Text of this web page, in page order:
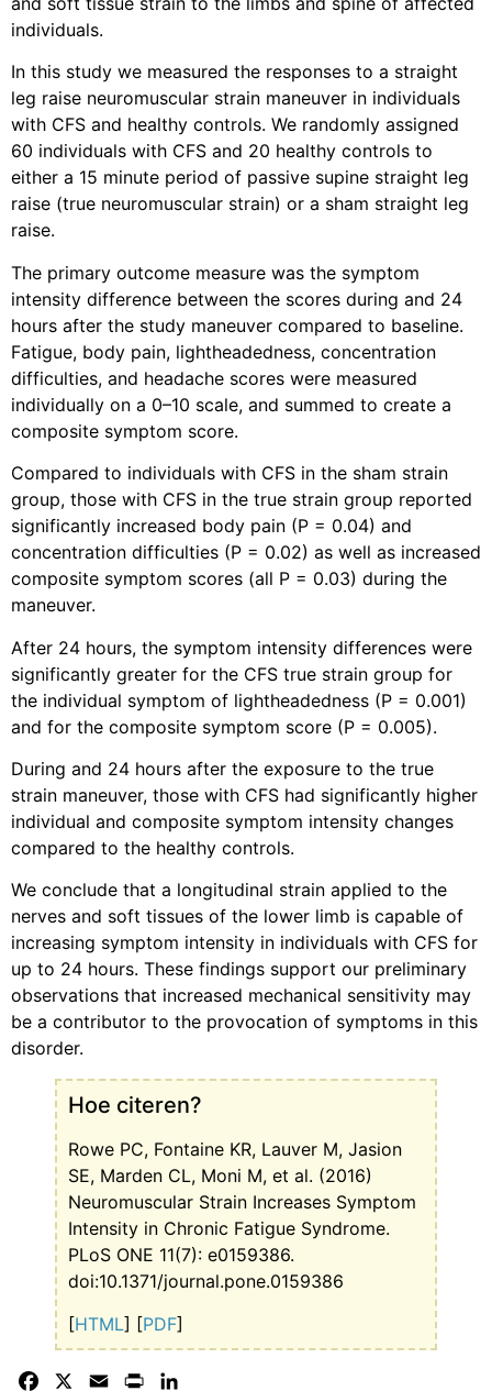
individuals.
In this study we measured the responses to a straight
leg raise neuromuscular strain maneuver in individuals
with CFS and healthy controls. We randomly assigned
60 individuals with CFS and 20 healthy controls to
either a 15 minute period of passive supine straight leg
raise (true neuromuscular strain) or a sham straight leg
raise.
The primary outcome measure was the symptom
intensity difference between the scores during and 24
hours after the study maneuver compared to baseline.
Fatigue, body pain, lightheadedness, concentration
difficulties, and headache scores were measured
individually on a 0–10 scale, and summed to create a
composite symptom score.
Compared to individuals with CFS in the sham strain
group, those with CFS in the true strain group reported
significantly increased body pain (P = 0.04) and
concentration difficulties (P = 0.02) as well as increased
composite symptom scores (all P = 0.03) during the
maneuver.
After 24 hours, the symptom intensity differences were
significantly greater for the CFS true strain group for
the individual symptom of lightheadedness (P = 0.001)
and for the composite symptom score (P = 0.005).
During and 24 hours after the exposure to the true
strain maneuver, those with CFS had significantly higher
individual and composite symptom intensity changes
compared to the healthy controls.
We conclude that a longitudinal strain applied to the
nerves and soft tissues of the lower limb is capable of
increasing symptom intensity in individuals with CFS for
up to 24 hours. These findings support our preliminary
observations that increased mechanical sensitivity may
be a contributor to the provocation of symptoms in this
disorder.
Hoe citeren?
Rowe PC, Fontaine KR, Lauver M, Jasion
SE, Marden CL, Moni M, et al. (2016)
Neuromuscular Strain Increases Symptom
Intensity in Chronic Fatigue Syndrome.
PLoS ONE 11(7): e0159386.
doi:10.1371/journal.pone.0159386
[HTML] [PDF]
Facebook Email Print